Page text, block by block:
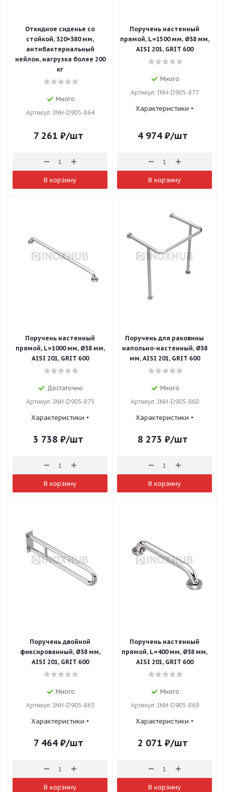
Откидное сиденье со
стойкой, 320×380 мм,
антибактериальный
нейлон, нагрузка более 200
кг
Много
Артикул: INH-D905-864
7 261 ₽/шт
В корзину
Поручень настенный
прямой, L=1500 мм, Ø38 мм,
AISI 201, GRIT 600
Много
Артикул: INH-D905-877
Характеристики
4 974 ₽/шт
В корзину
Поручень настенный
прямой, L=1000 мм, Ø38 мм,
AISI 201, GRIT 600
Достаточно
Артикул: INH-D905-875
Характеристики
3 738 ₽/шт
В корзину
Поручень для раковины
напольно-настенный, Ø38
мм, AISI 201, GRIT 600
Много
Артикул: INH-D905-860
Характеристики
8 273 ₽/шт
В корзину
Поручень двойной
фиксированный, Ø38 мм,
AISI 201, GRIT 600
Много
Артикул: INH-D905-863
Характеристики
7 464₽/шт
В корзину
Поручень настенный
прямой, L=400 мм, Ø38 мм,
AISI 201, GRIT 600
Много
Артикул: INH-D905-869
Характеристики
2 071 ₽/шт
В корзину